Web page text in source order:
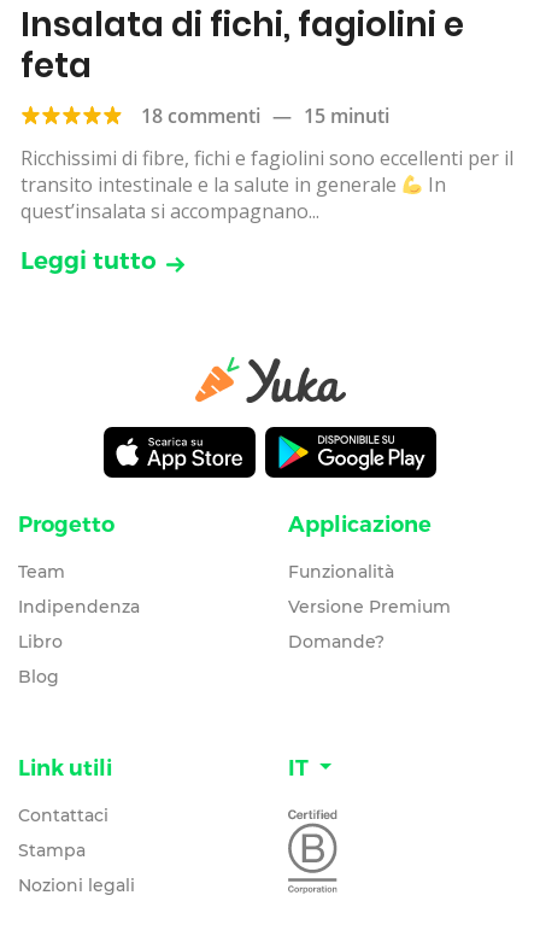
Insalata di fichi, fagiolini e
feta
18 commenti — 15 minuti
Ricchissimi di fibre, fichi e fagiolini sono eccellenti per il
transito intestinale e la salute in generale
In
quest’insalata si accompagnano...
Leggi tutto
Progetto
Team
Indipendenza
Libro
Blog
Applicazione
Funzionalità
Versione Premium
Domande?
Link utili
Contattaci
Stampa
Nozioni legali
IT